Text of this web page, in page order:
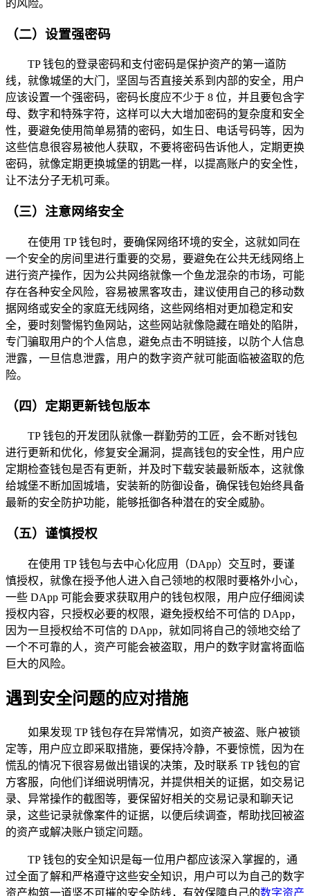
的风险。
（二）设置强密码
TP 钱包的登录密码和支付密码是保护资产的第一道防
线，就像城堡的大门，坚固与否直接关系到内部的安全，用户
应该设置一个强密码，密码长度应不少于 8 位，并且要包含字
母、数字和特殊字符，这样可以大大增加密码的复杂度和安全
性，要避免使用简单易猜的密码，如生日、电话号码等，因为
这些信息很容易被他人获取，不要将密码告诉他人，定期更换
密码，就像定期更换城堡的钥匙一样，以提高账户的安全性，
让不法分子无机可乘。
（三）注意网络安全
在使用 TP 钱包时，要确保网络环境的安全，这就如同在
一个安全的房间里进行重要的交易，要避免在公共无线网络上
进行资产操作，因为公共网络就像一个鱼龙混杂的市场，可能
存在各种安全风险，容易被黑客攻击，建议使用自己的移动数
据网络或安全的家庭无线网络，这些网络相对更加稳定和安
全，要时刻警惕钓鱼网站，这些网站就像隐藏在暗处的陷阱，
专门骗取用户的个人信息，避免点击不明链接，以防个人信息
泄露，一旦信息泄露，用户的数字资产就可能面临被盗取的危
险。
（四）定期更新钱包版本
TP 钱包的开发团队就像一群勤劳的工匠，会不断对钱包
进行更新和优化，修复安全漏洞，提高钱包的安全性，用户应
定期检查钱包是否有更新，并及时下载安装最新版本，这就像
给城堡不断加固城墙，安装新的防御设备，确保钱包始终具备
最新的安全防护功能，能够抵御各种潜在的安全威胁。
（五）谨慎授权
在使用 TP 钱包与去中心化应用（DApp）交互时，要谨
慎授权，就像在授予他人进入自己领地的权限时要格外小心，
一些 DApp 可能会要求获取用户的钱包权限，用户应仔细阅读
授权内容，只授权必要的权限，避免授权给不可信的 DApp，
因为一旦授权给不可信的 DApp，就如同将自己的领地交给了
一个不可靠的人，资产可能会被盗取，用户的数字财富将面临
巨大的风险。
遇到安全问题的应对措施
如果发现 TP 钱包存在异常情况，如资产被盗、账户被锁
定等，用户应立即采取措施，要保持冷静，不要惊慌，因为在
慌乱的情况下很容易做出错误的决策，及时联系 TP 钱包的官
方客服，向他们详细说明情况，并提供相关的证据，如交易记
录、异常操作的截图等，要保留好相关的交易记录和聊天记
录，这些记录就像案件的证据，以便后续调查，帮助找回被盗
的资产或解决账户锁定问题。
TP 钱包的安全知识是每一位用户都应该深入掌握的，通
过全面了解和严格遵守这些安全知识，用户可以为自己的数字
资产构筑一道坚不可摧的安全防线，有效保障自己的数字资产